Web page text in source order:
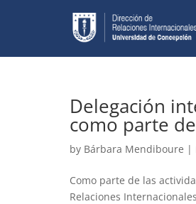
Delegación
como parte
by Bárbara Mendiboure |
Como parte de las
Relaciones